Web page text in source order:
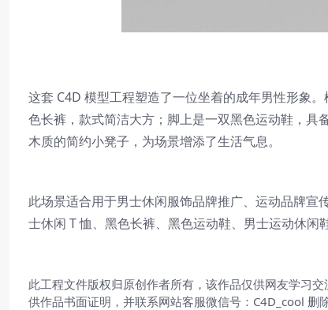
这套 C4D 模型工程塑造了一位坐着的成年男性形象
色长裤，款式简洁大方；脚上是一双黑色运动鞋，
木质的简约小凳子，为场景增添了生活气息。
此场景适合用于男士休闲服饰品牌推广、运动品牌宣
士休闲 T 恤、黑色长裤、黑色运动鞋、男士运动休闲
此工程文件版权归原创作者所有，该作品仅供网友学习
供作品书面证明，并联系网站客服微信号：C4D_cool 删